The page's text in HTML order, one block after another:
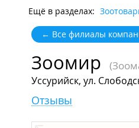
Ещё в разделах:
← Все филиалы
Зоомир
Уссурийск, ул.
Отзывы